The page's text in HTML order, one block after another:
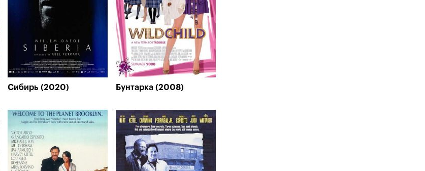
Сибирь (2020) Бунтарка (2008)